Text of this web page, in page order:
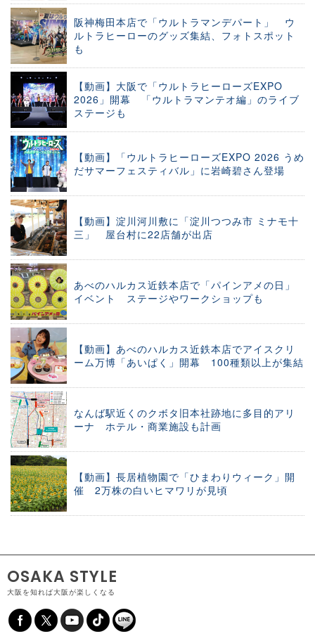
阪神梅田本店で「ウルトラマンデパート」 ウ
ルトラヒーローのグッズ集結、フォトスポット
も
【動画】大阪で「ウルトラヒーローズEXPO
2026」開幕 「ウルトラマンテオ編」のライブ
ステージも
【動画】「ウルトラヒーローズEXPO 2026 うめ
だサマーフェスティバル」に岩崎碧さん登場
【動画】淀川河川敷に「淀川つつみ市 ミナモ十
三」 屋台村に22店舗が出店
あべのハルカス近鉄本店で「パインアメの日」
イベント ステージやワークショップも
【動画】あべのハルカス近鉄本店でアイスクリ
ーム万博「あいぱく」開幕 100種類以上が集結
なんば駅近くのクボタ旧本社跡地に多目的アリ
ーナ ホテル・商業施設も計画
【動画】長居植物園で「ひまわりウィーク」開
催 2万株の白いヒマワリが見頃
OSAKA STYLE
大阪を知れば大阪が楽しくなる